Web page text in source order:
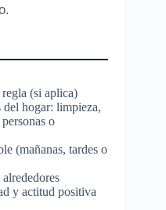
(si aplica)
del hogar: limpieza,
o
(mañanas, tardes o
y actitud positiva